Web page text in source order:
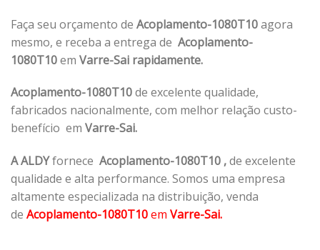
Faça seu orçamento de Acoplamento-1080T10agora
mesmo, e receba a entrega de Acoplamento-
1080T10em Varre-Sai rapidamente.
Acoplamento-1080T10de excelente qualidade,
fabricados nacionalmente, com melhor relação custo-
benefício em Varre-Sai.
A ALDYfornece Acoplamento-1080T10 ,de excelente
qualidade e alta performance. Somos uma empresa
altamente especializada na distribuição, venda
de Acoplamento-1080T10em Varre-Sai.